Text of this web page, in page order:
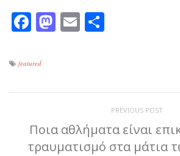
Facebook
Mastodon
Email
featured
PREVIOUS POST
Ποια αθλήματα είναι
τραυματισμό στα μάτια